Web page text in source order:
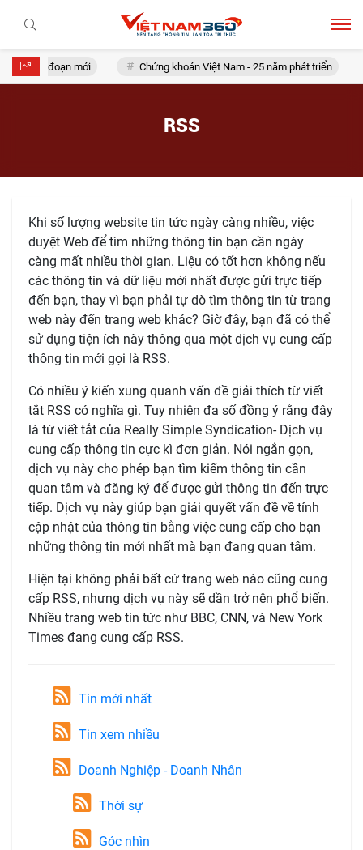
giai đoạn mới Chứng khoán Việt Nam - 25 năm phát triển
RSS
Khi số lượng website tin tức ngày càng nhiều, việc
duyệt Web để tìm những thông tin bạn cần ngày
càng mất nhiều thời gian. Liệu có tốt hơn không nếu
các thông tin và dữ liệu mới nhất được gửi trực tiếp
đến bạn, thay vì bạn phải tự dò tìm thông tin từ trang
web này đến trang web khác? Giờ đây, bạn đã có thể
sử dụng tiện ích này thông qua một dịch vụ cung cấp
thông tin mới gọi là RSS.
Có nhiều ý kiến xung quanh vấn đề giải thích từ viết
tắt RSS có nghĩa gì. Tuy nhiên đa số đồng ý rằng đây
là từ viết tắt của Really Simple Syndication- Dịch vụ
cung cấp thông tin cực kì đơn giản. Nói ngắn gọn,
dịch vụ này cho phép bạn tìm kiếm thông tin cần
quan tâm và đăng ký để được gửi thông tin đến trực
tiếp. Dịch vụ này giúp bạn giải quyết vấn đề về tính
cập nhật của thông tin bằng việc cung cấp cho bạn
những thông tin mới nhất mà bạn đang quan tâm.
Hiện tại không phải bất cứ trang web nào cũng cung
cấp RSS, nhưng dịch vụ này sẽ dần trở nên phổ biến.
Nhiều trang web tin tức như BBC, CNN, và New York
Times đang cung cấp RSS.
Tin mới nhất
Tin xem nhiều
Doanh Nghiệp - Doanh Nhân
Thời sự
Góc nhìn